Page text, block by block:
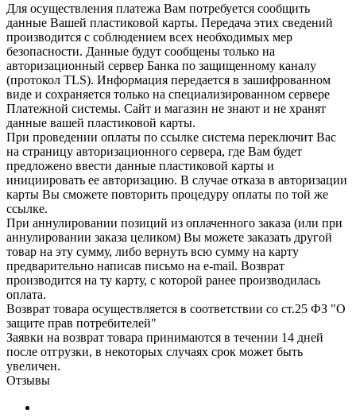
Для осуществления платежа Вам потребуется сообщить
данные Вашей пластиковой карты. Передача этих сведений
производится с соблюдением всех необходимых мер
безопасности. Данные будут сообщены только на
авторизационный сервер Банка по защищенному каналу
(протокол TLS). Информация передается в зашифрованном
виде и сохраняется только на специализированном сервере
Платежной системы. Сайт и магазин не знают и не хранят
данные вашей пластиковой карты.
При проведении оплаты по ссылке система переключит Вас
на страницу авторизационного сервера, где Вам будет
предложено ввести данные пластиковой карты и
инициировать ее авторизацию. В случае отказа в авторизации
карты Вы сможете повторить процедуру оплаты по той же
ссылке.
При аннулировании позиций из оплаченного заказа (или при
аннулировании заказа целиком) Вы можете заказать другой
товар на эту сумму, либо вернуть всю сумму на карту
предварительно написав письмо на e-mail. Возврат
производится на ту карту, с которой ранее производилась
оплата.
Возврат товара осуществляется в соответствии со ст.25 ФЗ "О
защите прав потребителей"
Заявки на возврат товара принимаются в течении 14 дней
после отгрузки, в некоторых случаях срок может быть
увеличен.
Отзывы